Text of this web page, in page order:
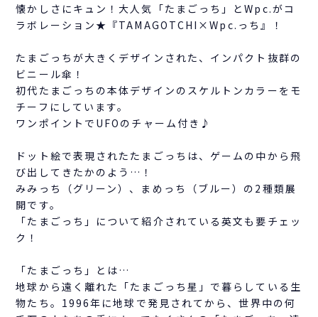
懐かしさにキュン！大人気「たまごっち」とWpc.がコ
ラボレーション★『TAMAGOTCHI×Wpc.っち』！
たまごっちが大きくデザインされた、インパクト抜群の
ビニール傘！
初代たまごっちの本体デザインのスケルトンカラーをモ
チーフにしています。
ワンポイントでUFOのチャーム付き♪
ドット絵で表現されたたまごっちは、ゲームの中から飛
び出してきたかのよう…！
みみっち（グリーン）、まめっち（ブルー）の2種類展
開です。
「たまごっち」について紹介されている英文も要チェッ
ク！
「たまごっち」とは…
地球から遠く離れた「たまごっち星」で暮らしている生
物たち。1996年に地球で発見されてから、世界中の何